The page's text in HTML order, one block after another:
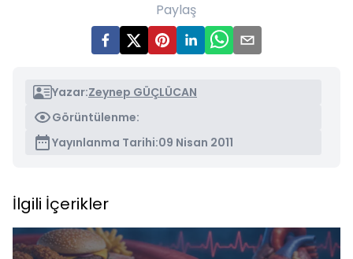
Paylaş
Yazar:Zeynep GÜÇLÜCAN
Görüntülenme:
Yayınlanma Tarihi:09 Nisan 2011
İlgili İçerikler